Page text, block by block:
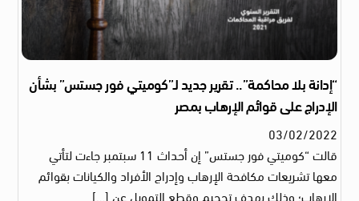
“إدانة بلا محاكمة”.. تقرير جديد لـ”كوميتي فور جستس” بشأن
الإدراج على قوائم الإرهاب بمصر
03/02/2022
قالت “كوميتي فور جستس” إن أحداث 11 سبتمبر جاءت لتأتي
معها تشريعات مكافحة الإرهاب وإدراج الأفراد والكيانات بقوائم
الإرهاب؛ وذلك بهدف تحجيم وقطع التمويل عن […]